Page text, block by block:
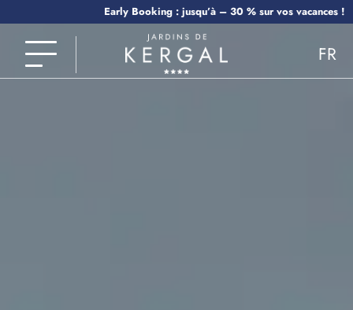
Early Booking : jusqu’à – 30 % sur vos vacances !
FR